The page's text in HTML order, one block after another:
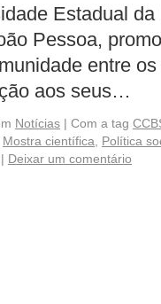
Estadual
Pessoa,
entre
aos seus…
Notícias | Com a tag
Mostra científica Política
| Deixar um comentário